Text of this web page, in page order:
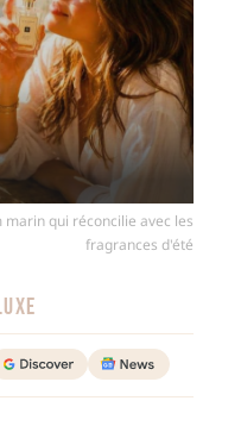
marin qui réconcilie avec les
fragrances d'été